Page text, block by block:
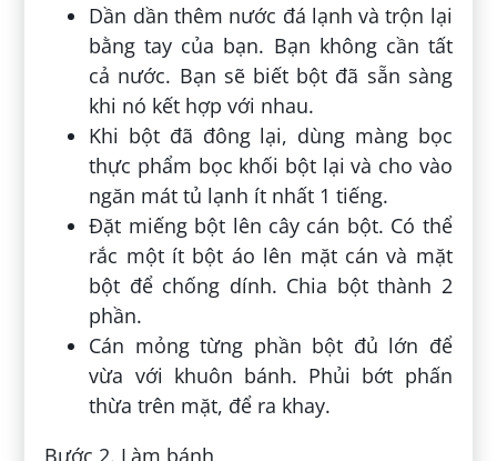
Dần dần thêm nước đá lạnh và trộn lại
bằng tay của bạn. Bạn không cần tất
cả nước. Bạn sẽ biết bột đã sẵn sàng
khi nó kết hợp với nhau.
Khi bột đã đông lại, dùng màng bọc
thực phẩm bọc khối bột lại và cho vào
ngăn mát tủ lạnh ít nhất 1 tiếng.
Đặt miếng bột lên cây cán bột. Có thể
rắc một ít bột áo lên mặt cán và mặt
bột để chống dính. Chia bột thành 2
phần.
Cán mỏng từng phần bột đủ lớn để
vừa với khuôn bánh. Phủi bớt phấn
thừa trên mặt, để ra khay.
Bước 2. Làm bánh